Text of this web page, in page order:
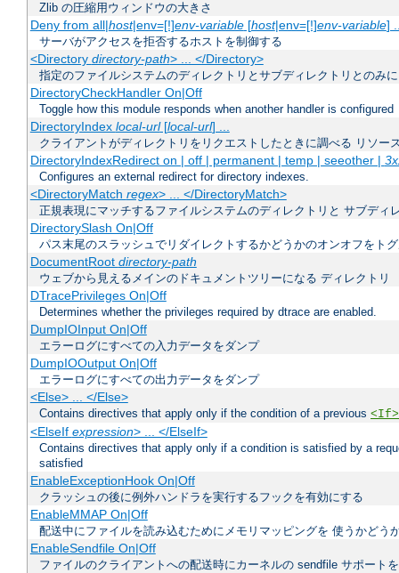
Zlib の圧縮用ウィンドウの大きさ
Deny from all|host|env=[!]env-variable[host|env=[!]env-variable]
サーバがアクセスを拒否するホストを制御する
<Directory directory-path> ... </Directory>
指定のファイルシステムのディレクトリとサブディレクトリとのみ
DirectoryCheckHandler On|Off
Toggle how this module responds when another handler is configured
DirectoryIndex local-url[local-url] ...
クライアントがディレクトリをリクエストしたときに調べる リソー
DirectoryIndexRedirect on | off | permanent | temp | seeother |
Configures an external redirect for directory indexes.
<DirectoryMatch regex> ... </DirectoryMatch>
正規表現にマッチするファイルシステムのディレクトリと サブディ
DirectorySlash On|Off
パス末尾のスラッシュでリダイレクトするかどうかのオンオフをト
DocumentRoot directory-path
ウェブから見えるメインのドキュメントツリーになる ディレクトリ
DTracePrivileges On|Off
Determines whether the privileges required by dtrace are enabled.
DumpIOInput On|Off
エラーログにすべての入力データをダンプ
DumpIOOutput On|Off
エラーログにすべての出力データをダンプ
<Else> ... </Else>
Contains directives that apply only if the condition of a previous <If>
<ElseIf expression> ... </ElseIf>
Contains directives that apply only if a condition is satisfied by a
satisfied
EnableExceptionHook On|Off
クラッシュの後に例外ハンドラを実行するフックを有効にする
EnableMMAP On|Off
配送中にファイルを読み込むためにメモリマッピングを 使うかどう
EnableSendfile On|Off
ファイルのクライアントへの配送時にカーネルの sendfile サポート